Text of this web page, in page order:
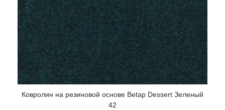
Ковролин на резиновой основе Betap Dessert Зеленый
42